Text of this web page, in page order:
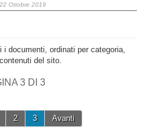
Ottobre 2019
documenti, ordinati per categoria,
del sito.
3 DI 3
2 3 Avanti